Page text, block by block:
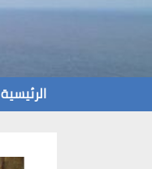
Skip
الرئيسية